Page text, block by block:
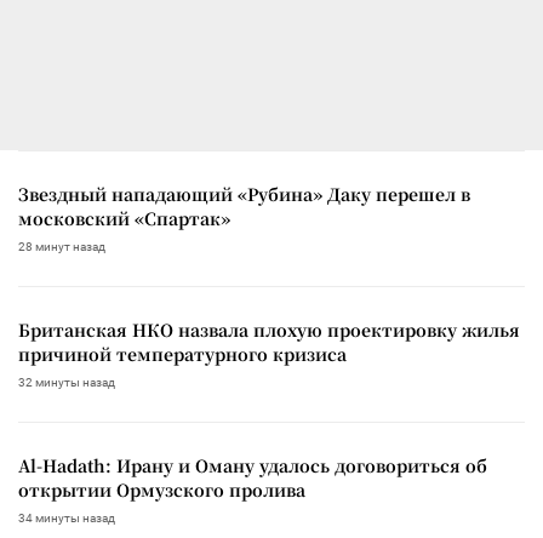
Звездный нападающий «Рубина» Даку перешел в
московский «Спартак»
28 минут назад
Британская НКО назвала плохую проектировку жилья
причиной температурного кризиса
32 минуты назад
Al-Hadath: Ирану и Оману удалось договориться об
открытии Ормузского пролива
34 минуты назад